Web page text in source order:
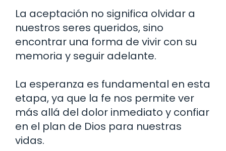
La aceptación no significa olvidar a
nuestros seres queridos, sino
encontrar una forma de vivir con su
memoria y seguir adelante.
La esperanza es fundamental en esta
etapa, ya que la fe nos permite ver
más allá del dolor inmediato y confiar
en el plan de Dios para nuestras
vidas.